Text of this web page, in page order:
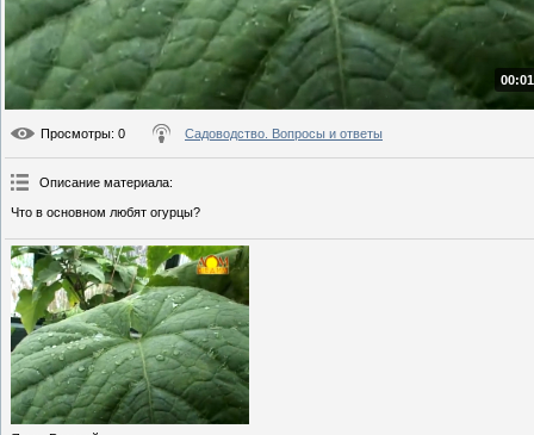
Просмотры: 0 Садоводство. Вопросы и ответы
Описание материала:
Что в основном любят огурцы?